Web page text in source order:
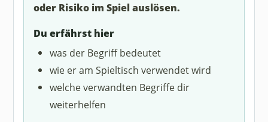
oder Risiko im Spiel auslösen.
Du erfährst hier
was der Begriff bedeutet
wie er am Spieltisch verwendet wird
welche verwandten Begriffe dir
weiterhelfen